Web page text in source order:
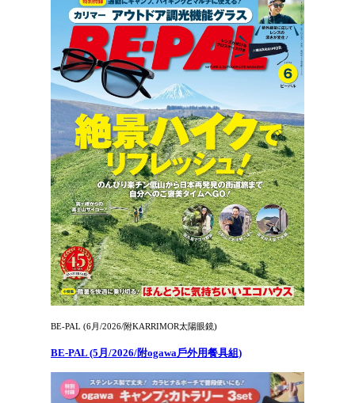
BE-PAL (6月/2026/附KARRIMOR太陽眼鏡)
BE-PAL (5月/2026/附ogawa戶外用餐具組)